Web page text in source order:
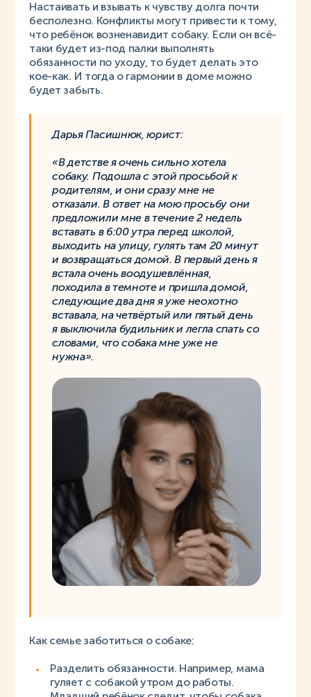
Настаивать и взывать к чувству долга почти
бесполезно. Конфликты могут привести к тому,
что ребёнок возненавидит собаку. Если он всё-
таки будет из-под палки выполнять
обязанности по уходу, то будет делать это
кое-как. И тогда о гармонии в доме можно
будет забыть.
Дарья Пасишнюк, юрист:
«В детстве я очень сильно хотела
собаку. Подошла с этой просьбой к
родителям, и они сразу мне не
отказали. В ответ на мою просьбу они
предложили мне в течение 2 недель
вставать в 6:00 утра перед школой,
выходить на улицу, гулять там 20 минут
и возвращаться домой. В первый день я
встала очень воодушевлённая,
походила в темноте и пришла домой,
следующие два дня я уже неохотно
вставала, на четвёртый или пятый день
я выключила будильник и легла спать со
словами, что собака мне уже не
нужна».
Как семье заботиться о собаке:
Разделить обязанности. Например, мама
гуляет с собакой утром до работы.